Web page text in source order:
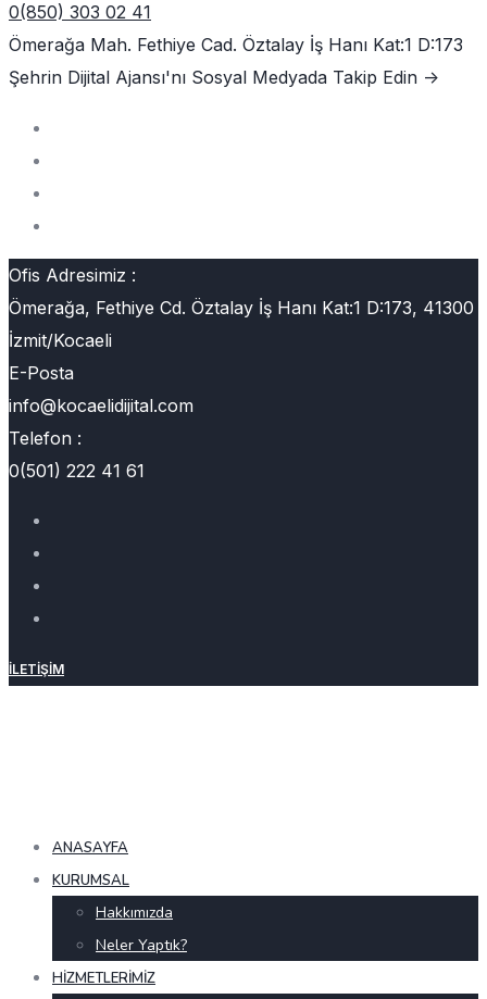
0(850) 303 02 41
Ömerağa Mah. Fethiye Cad. Öztalay İş Hanı Kat:1 D:173
Şehrin Dijital Ajansı'nı Sosyal Medyada Takip Edin ->
Ofis Adresimiz :
Ömerağa, Fethiye Cd. Öztalay İş Hanı Kat:1 D:173, 41300
İzmit/Kocaeli
E-Posta
info@kocaelidijital.com
Telefon :
0(501) 222 41 61
İLETIŞIM
ANASAYFA
KURUMSAL
Hakkımızda
Neler Yaptık?
HIZMETLERIMIZ